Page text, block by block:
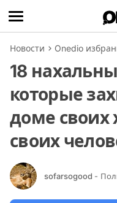
Новости Onedio
18
которые
доме своих
своих
sofarsogood -